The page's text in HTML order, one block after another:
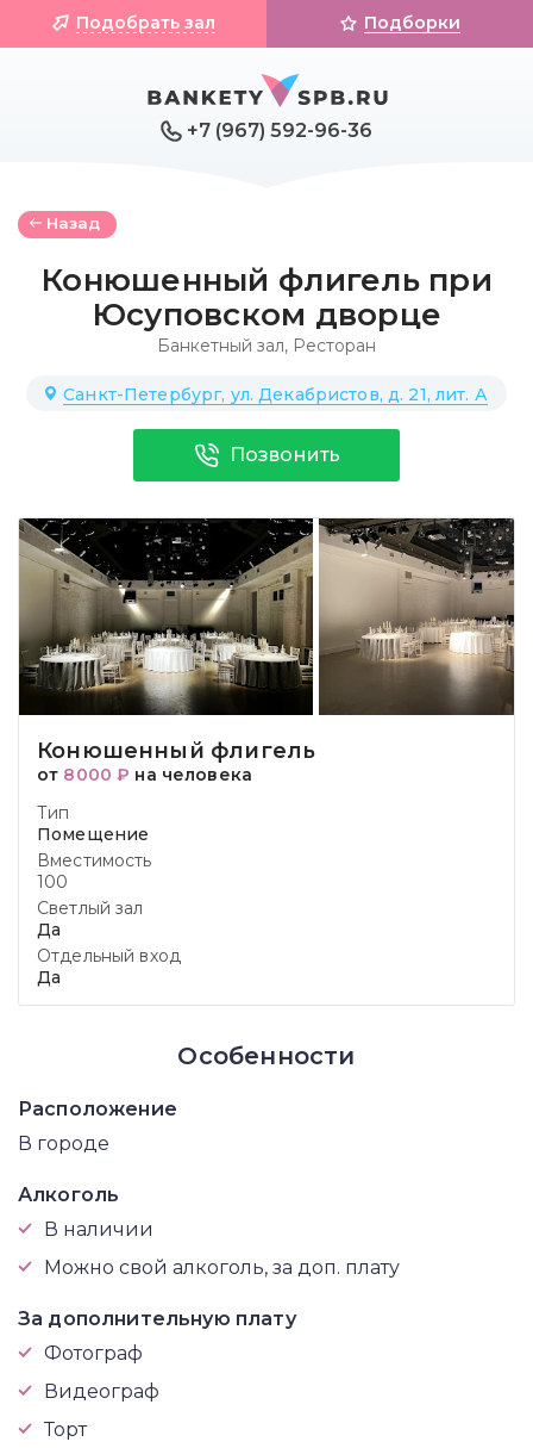
+7 (967) 592-96-36
Подобрать зал Подборки
Назад
Конюшенный флигель при
Юсуповском дворце
Банкетный зал, Ресторан
Санкт-Петербург, ул. Декабристов, д. 21, лит. А
Позвонить
Конюшенный флигель
от 8000 ₽ на человека
Тип
Помещение
Вместимость
100
Светлый зал
Да
Отдельный вход
Да
Особенности
Расположение
В городе
Алкоголь
В наличии
Можно свой алкоголь, за доп. плату
За дополнительную плату
Фотограф
Видеограф
Торт